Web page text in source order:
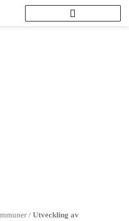
/ Utveckling av